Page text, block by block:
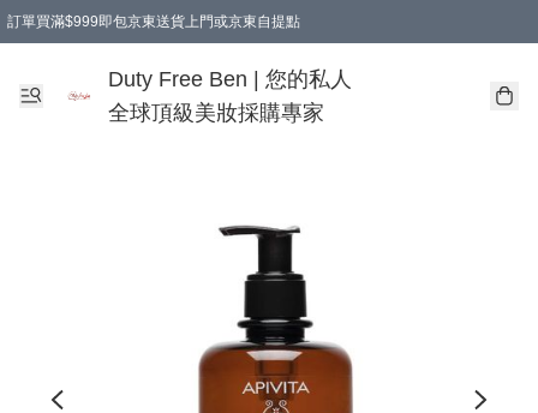
訂單買滿$999即包京東送貨上門或京東自提點
Duty Free Ben | 您的私人
全球頂級美妝採購專家